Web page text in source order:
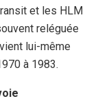
et les HLM
reléguée
lui-même
à 1983.